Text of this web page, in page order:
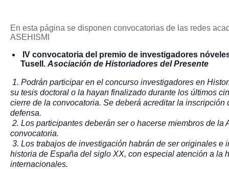
En esta página se disponen convocatorias de las redes
ASEHISMI
IV convocatoria del premio de investigadores
Tusell. Asociación de Historiadores del Presente
1. Podrán participar en el concurso investigadores en
su tesis doctoral o la hayan finalizado durante los últimos
cierre de la convocatoria. Se deberá acreditar la inscripción
defensa.
2. Los participantes deberán ser o hacerse miembros de la
convocatoria.
3. Los trabajos de investigación habrán de ser originales e
historia de España del siglo XX, con especial atención a la
internacionales.